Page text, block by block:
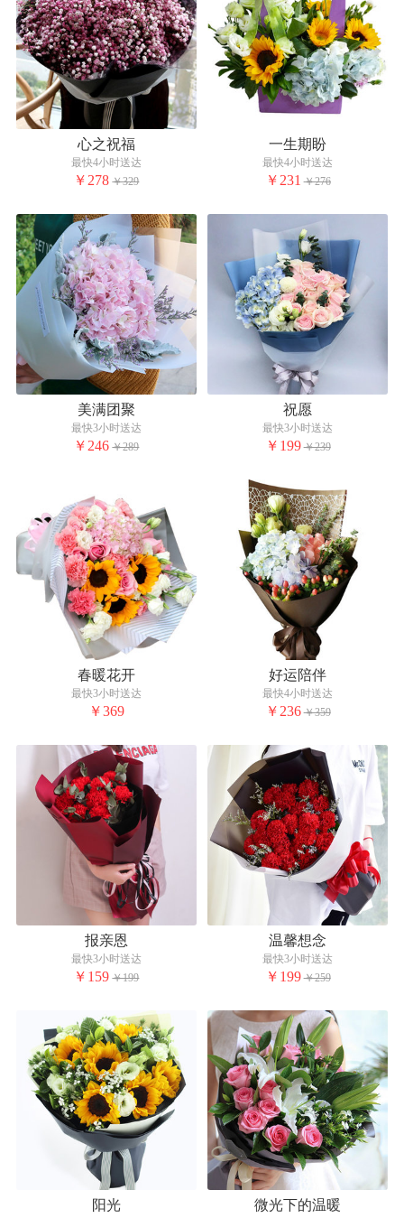
心之祝福
最快4小时送达
￥278 ￥329
一生期盼
最快4小时送达
￥231 ￥276
美满团聚
最快3小时送达
￥246 ￥289
祝愿
最快3小时送达
￥199 ￥239
春暖花开
最快3小时送达
￥369
好运陪伴
最快4小时送达
￥236 ￥359
报亲恩
最快3小时送达
￥159 ￥199
温馨想念
最快3小时送达
￥199 ￥259
阳光 微光下的温暖